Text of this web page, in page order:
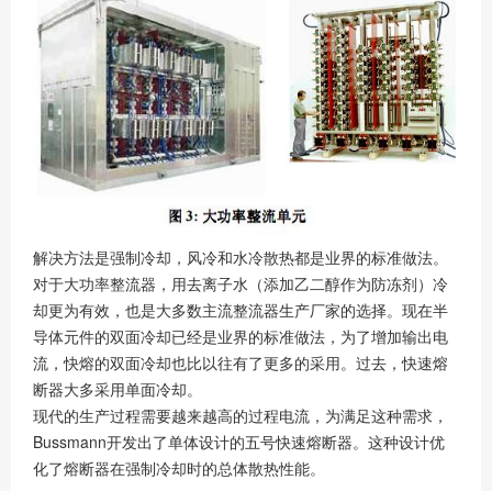
解决方法是强制冷却，风冷和水冷散热都是业界的标准做法。
对于大功率整流器，用去离子水（添加乙二醇作为防冻剂）冷
却更为有效，也是大多数主流整流器生产厂家的选择。现在半
导体元件的双面冷却已经是业界的标准做法，为了增加输出电
流，快熔的双面冷却也比以往有了更多的采用。过去，快速熔
断器大多采用单面冷却。
现代的生产过程需要越来越高的过程电流，为满足这种需求，
Bussmann开发出了单体设计的五号快速熔断器。这种设计优
化了熔断器在强制冷却时的总体散热性能。